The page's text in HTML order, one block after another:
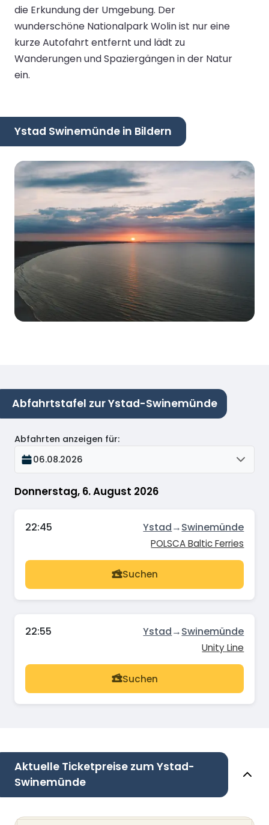
die Erkundung der Umgebung. Der
wunderschöne Nationalpark Wolin ist nur eine
kurze Autofahrt entfernt und lädt zu
Wanderungen und Spaziergängen in der Natur
ein.
Ystad Swinemünde in Bildern
Abfahrtstafel zur Ystad-Swinemünde
Donnerstag, 6. August 2026
Abfahrten anzeigen für:
06.08.2026
22:45 Ystad→Swinemünde
POLSCA Baltic Ferries
Suchen
22:55 Ystad→Swinemünde
Unity Line
Suchen
Aktuelle Ticketpreise zum Ystad-
Swinemünde